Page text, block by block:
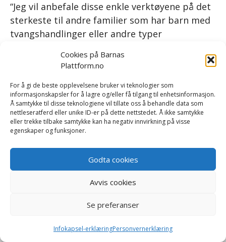
Cookies på Barnas
Plattform.no
For å gi de beste opplevelsene bruker vi teknologier som
informasjonskapsler for å lagre og/eller få tilgang til enhetsinformasjon.
Å samtykke til disse teknologiene vil tillate oss å behandle data som
nettleseratferd eller unike ID-er på dette nettstedet. Å ikke samtykke
eller trekke tilbake samtykke kan ha negativ innvirkning på visse
egenskaper og funksjoner.
Godta cookies
Avvis cookies
Se preferanser
Infokapsel-erklæringPersonvernerklæring
“Jeg vil anbefale disse enkle verktøyene på det
sterkeste til andre familier som har barn med
tvangshandlinger eller andre typer
Les mer om forskning og rapporter
Les fagartikkelen om Barnas Plattform i
Tidsskrift for psykisk helsearbeid
Kategorier